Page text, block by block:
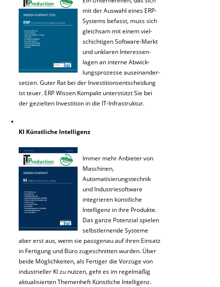
mit der Auswahl eines ERP-
Systems befasst, muss sich
gleichsam mit einem viel-
schichtigen Software-Markt
und unklaren Interessen-
lagen an interne Abwick-
lungsprozesse auseinander-
setzen. Guter Rat bei der Investitionsentscheidung
ist teuer. ERP Wissen Kompakt unterstützt Sie bei
der gezielten Investition in die IT-Infrastruktur.
KI Künstliche Intelligenz
Immer mehr Anbieter von
Maschinen,
Automatisierungstechnik
und Industriesoftware
integrieren künstliche
Intelligenz in ihre Produkte.
Das ganze Potenzial spielen
selbstlernende Systeme
aber erst aus, wenn sie passgenau auf ihren Einsatz
in Fertigung und Büro zugeschnitten wurden. Über
beide Möglichkeiten, als Fertiger die Vorzüge von
industrieller KI zu nutzen, geht es im regelmäßig
aktualisierten Themenheft Künstliche Intelligenz.